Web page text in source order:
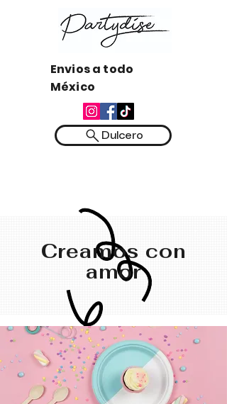
Dulcero
Envios a todo
México
Creamos con
amor